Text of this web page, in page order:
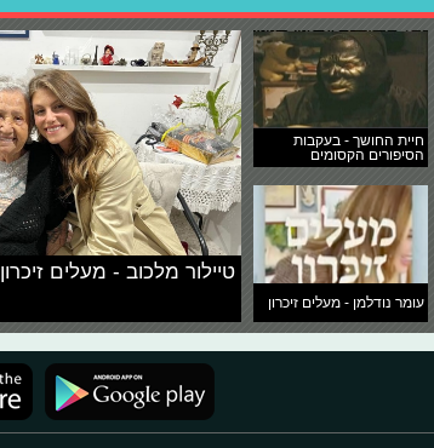
חיית החושך - בעקבות
הסיפורים הקסומים
עומר נודלמן - מעלים זיכרון
טיילור מלכוב - מעלים זיכרון